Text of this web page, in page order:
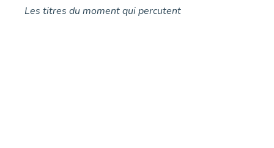
Les titres du moment qui percutent